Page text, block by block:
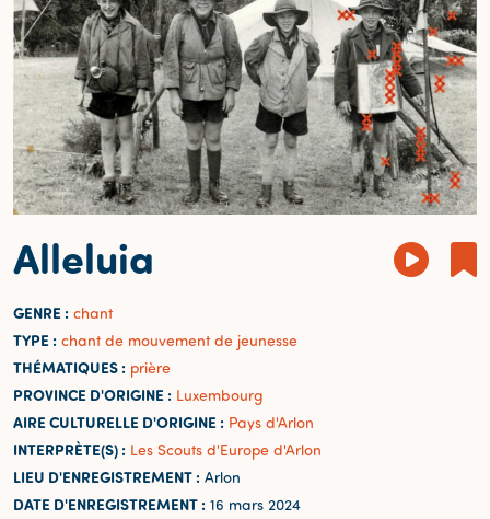
Alleluia
GENRE : chant
TYPE : chant de mouvement de jeunesse
THÉMATIQUES : prière
PROVINCE D'ORIGINE : Luxembourg
AIRE CULTURELLE D'ORIGINE : Pays d'Arlon
INTERPRÈTE(S) : Les Scouts d'Europe d'Arlon
LIEU D'ENREGISTREMENT : Arlon
DATE D'ENREGISTREMENT : 16 mars 2024